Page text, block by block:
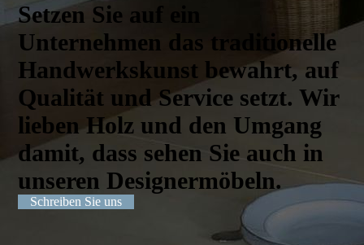
Setzen Sie auf ein
Unternehmen das traditionelle
Handwerks­kunst bewahrt, auf
Qualität und Service setzt. Wir
lieben Holz und den Umgang
damit, dass sehen Sie auch in
unseren Designer­möbeln.
Schreiben Sie uns